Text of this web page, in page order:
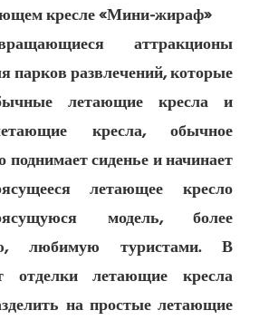
парков развлечений, которые
летающие кресла и
кресла, обычное
сиденье и начинает
летающее кресло
модель, более
любимую туристами. В
отделки летающие кресла
на простые летающие